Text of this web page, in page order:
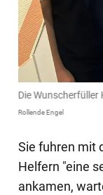
Die
Rollende Engel
Sie fuhren mit
Helfern "eine
ankamen,